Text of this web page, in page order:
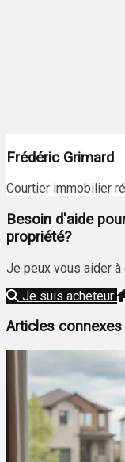
Frédéric Grimard
Courtier immobilier
Besoin d'aide
propriété?
Je peux vous aider
Je suis acheteur
Articles connexes